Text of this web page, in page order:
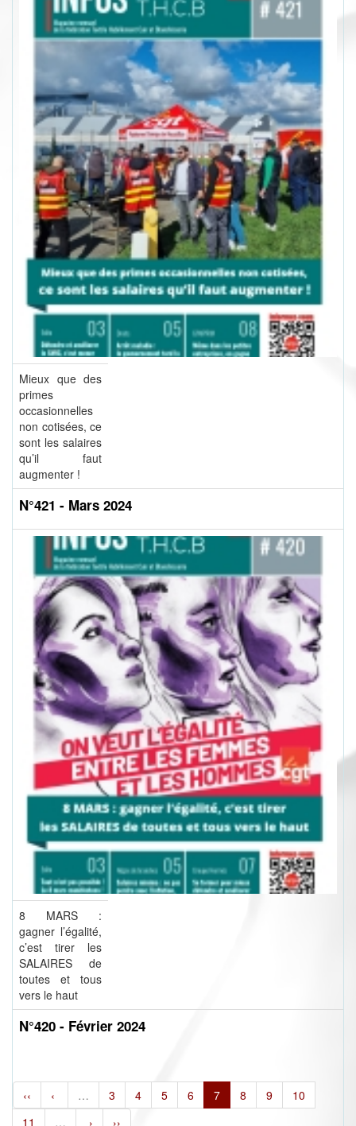
Mieux que des
primes
occasionnelles
non cotisées, ce
sont les salaires
qu’il faut
augmenter !
N°421 - Mars 2024
8 MARS :
gagner l’égalité,
c’est tirer les
SALAIRES de
toutes et tous
vers le haut
N°420 - Février 2024
‹‹ ‹ … 3 4 5 6 7 8 9
10
11
… › ››